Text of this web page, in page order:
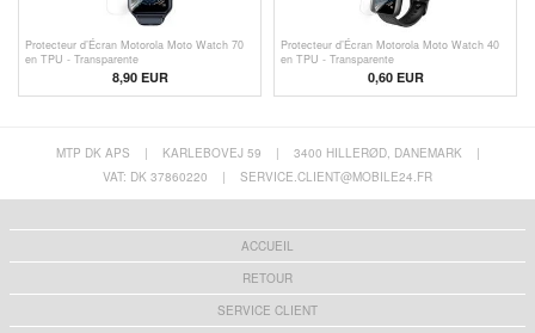
Protecteur d’Écran Motorola Moto Watch 70
en TPU - Transparente
8,90 EUR
Protecteur d’Écran Motorola Moto Watch 40
en TPU - Transparente
0,60EUR
MTP DK APS | KARLEBOVEJ 59 | 3400 HILLERØD, DANEMARK
|
VAT: DK 37860220
| SERVICE.CLIENT@MOBILE24.FR
ACCUEIL
RETOUR
SERVICE CLIENT